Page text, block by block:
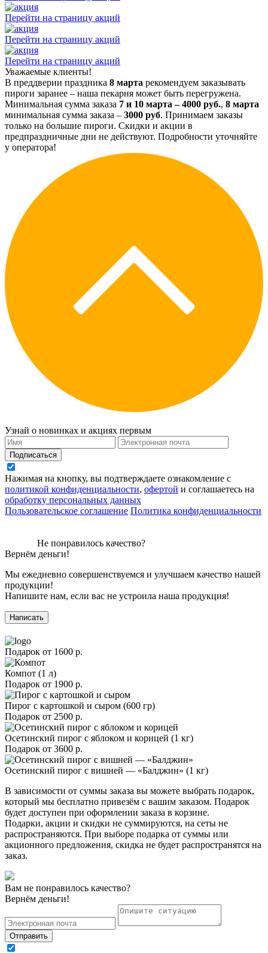
Перейти на страницу акций
Перейти на страницу акций
Перейти на страницу акций
Уважаемые клиенты!
В преддверии праздника 8 марта рекомендуем заказывать
пироги заранее – наша пекарня может быть перегружена.
Минимальная сумма заказа 7 и 10 марта – 4000 руб., 8 марта
минимальная сумма заказа – 3000 руб. Принимаем заказы
только на большие пироги. Скидки и акции в
предпраздничные дни не действуют. Подробности уточняйте
у оператора!
Узнай о новинках и акциях первым
Подписаться
Нажимая на кнопку, вы подтверждаете ознакомление с
политикой конфиденциальности, офертой и соглашаетесь на
обработку персональных данных
Пользовательское соглашение Политика конфиденциальности
Не понравилось качество?
Вернём деньги!
Мы ежедневно совершенствуемся и улучшаем качество нашей
продукции!
Напишите нам, если вас не устроила наша продукция!
Написать
Подарок от 1600 р.
Компот (1 л)
Подарок от 1900 р.
Пирог с картошкой и сыром (600 гр)
Подарок от 2500 р.
Осетинский пирог с яблоком и корицей (1 кг)
Подарок от 3600 р.
Осетинский пирог с вишней — «Балджин» (1 кг)
В зависимости от суммы заказа вы можете выбрать подарок,
который мы бесплатно привезём с вашим заказом. Подарок
будет доступен при оформлении заказа в корзине.
Подарки, акции и скидки не суммируются, на сеты не
распространяются. При выборе подарка от суммы или
акционного предложения, скидка не будет распространятся на
заказ.
Вам не понравилось качество?
Вернём деньги!
Отправить